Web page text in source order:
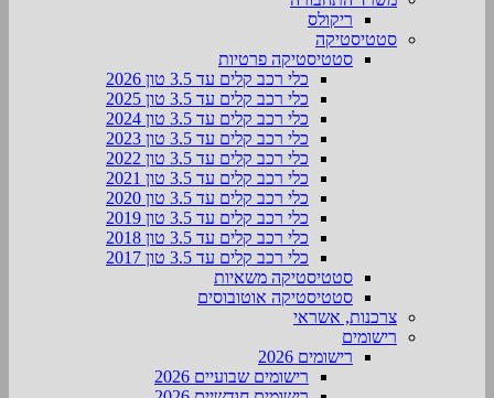
ריקולס
סטטיסטיקה
סטטיסטיקה פרטיות
כלי רכב קלים עד 3.5 טון 2026
כלי רכב קלים עד 3.5 טון 2025
כלי רכב קלים עד 3.5 טון 2024
כלי רכב קלים עד 3.5 טון 2023
כלי רכב קלים עד 3.5 טון 2022
כלי רכב קלים עד 3.5 טון 2021
כלי רכב קלים עד 3.5 טון 2020
כלי רכב קלים עד 3.5 טון 2019
כלי רכב קלים עד 3.5 טון 2018
כלי רכב קלים עד 3.5 טון 2017
סטטיסטיקה משאיות
סטטיסטיקה אוטובוסים
צרכנות, אשראי
רישומים
רישומים 2026
רישומים שבועיים 2026